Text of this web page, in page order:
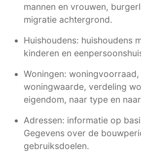
mannen en vrouwen,
migratie achtergrond.
Huishoudens: huishoudens
kinderen en
Woningen: woningvoorraad,
woningwaarde, verdeling
eigendom, naar type en
Adressen: informatie op
Gegevens over de
gebruiksdoelen.